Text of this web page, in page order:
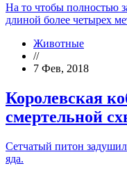
На то чтобы полностью
длиной более четырех
Животные
//
7 Фев, 2018
Королевская
смертельной
Сетчатый питон
яда.